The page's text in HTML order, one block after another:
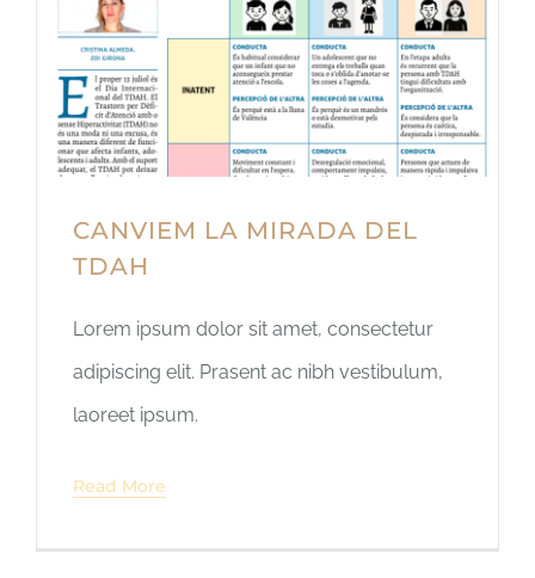
CANVIEM LA MIRADA DEL
TDAH
Lorem ipsum dolor sit amet, consectetur
adipiscing elit. Prasent ac nibh vestibulum,
laoreet ipsum.
Read More